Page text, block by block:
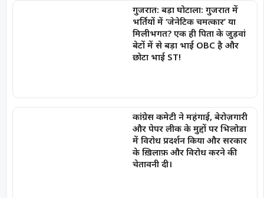
गुजरात: बड़ा घोटाला: गुजरात में
भर्तियों में ‘जेनेटिक चमत्कार’ या
मिलीभगत? एक ही पिता के जुड़वां
बेटों में से बड़ा भाई OBC है और
छोटा भाई ST!
कांग्रेस कमेटी ने महंगाई, बेरोज़गारी
और पेपर लीक के मुद्दों पर भिलोडा
में विरोध प्रदर्शन किया और सरकार
के ख़िलाफ़ और विरोध करने की
चेतावनी दी।